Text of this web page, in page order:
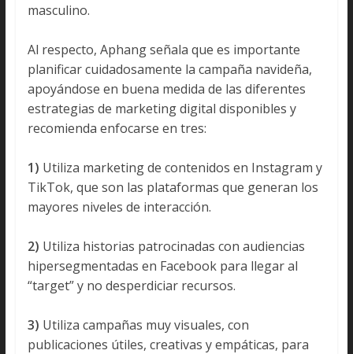
masculino.
Al respecto, Aphang señala que es importante
planificar cuidadosamente la campaña navideña,
apoyándose en buena medida de las diferentes
estrategias de marketing digital disponibles y
recomienda enfocarse en tres:
1) Utiliza marketing de contenidos en Instagram y
TikTok, que son las plataformas que generan los
mayores niveles de interacción.
2) Utiliza historias patrocinadas con audiencias
hipersegmentadas en Facebook para llegar al
“target” y no desperdiciar recursos.
3) Utiliza campañas muy visuales, con
publicaciones útiles, creativas y empáticas, para